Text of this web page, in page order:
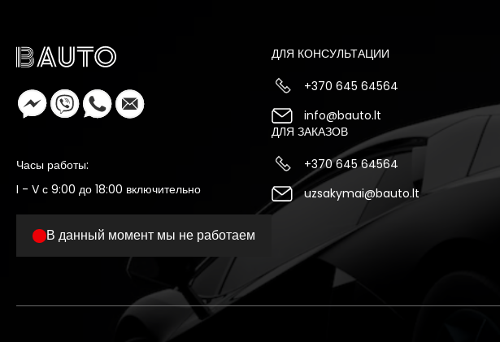
Часы работы:
I - V с 9:00 до 18:00 включительно
В данный момент мы не работаем
ДЛЯ КОНСУЛЬТАЦИИ
+370 645 64564
info@bauto.lt
ДЛЯ ЗАКАЗОВ
+370 645 64564
uzsakymai@bauto.lt